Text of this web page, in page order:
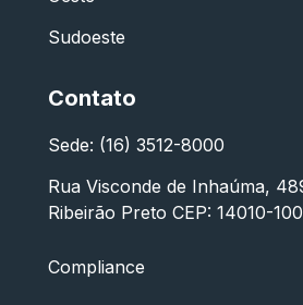
Sudoeste
Contato
Sede: (16) 3512-8000
Rua Visconde de Inhaúma,
Ribeirão Preto CEP: 14010-100
Compliance